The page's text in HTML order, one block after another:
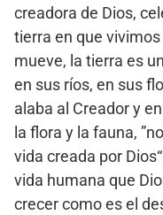
creadora de Dios,
tierra en que
mueve, la tierra es
en sus ríos, en sus
alaba al Creador y
la flora y la fauna,
vida creada por
vida humana que
crecer como es el